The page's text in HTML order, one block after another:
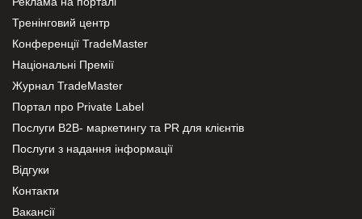
Тренінговий центр
Конференції TradeMaster
Національні Премії
Журнал TradeMaster
Портал про Private Label
Послуги В2В- маркетингу та PR для клієнтів
Послуги з надання інформації
Відгуки
Контакти
Вакансії